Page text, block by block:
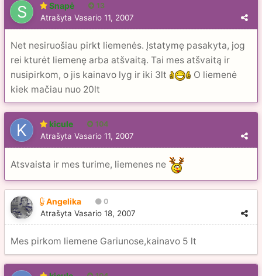
Snapė 13
Atrašyta Vasario 11, 2007
Net nesiruošiau pirkt liemenės. Įstatymę pasakyta, jog
rei kturėt liemenę arba atšvaitą. Tai mes atšvaitą ir
nusipirkom, o jis kainavo lyg ir iki 3lt
O liemenė
kiek mačiau nuo 20lt
kicule 104
Atrašyta Vasario 11, 2007
Atsvaista ir mes turime, liemenes ne
Angelika 0
Atrašyta Vasario 18, 2007
Mes pirkom liemene Gariunose,kainavo 5 lt